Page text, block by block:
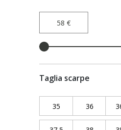
Taglia scarpe
35 Filtra per Taglia
36 Filtra